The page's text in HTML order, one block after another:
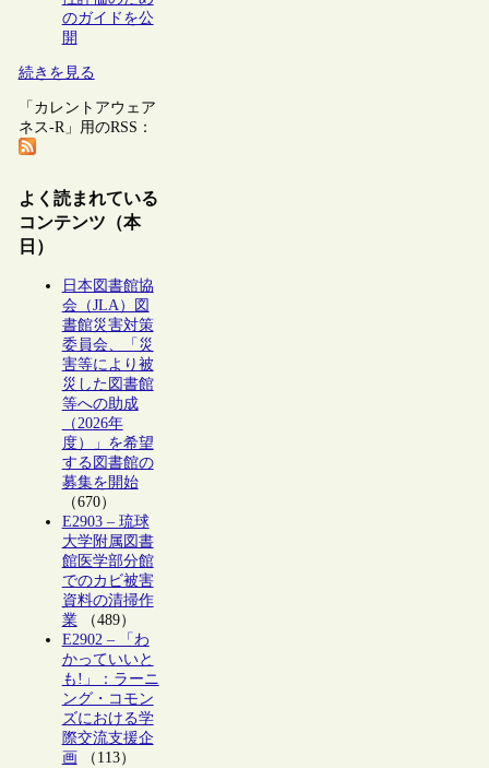
のガイドを公
開
続きを見る
「カレントアウェア
ネス-R」用のRSS：
よく読まれている
コンテンツ（本
日）
日本図書館協
会（JLA）図
書館災害対策
委員会、「災
害等により被
災した図書館
等への助成
（2026年
度）」を希望
する図書館の
募集を開始
（670）
E2903 – 琉球
大学附属図書
館医学部分館
でのカビ被害
資料の清掃作
業（489）
E2902 – 「わ
かっていいと
も!」：ラーニ
ング・コモン
ズにおける学
際交流支援企
画 （113）